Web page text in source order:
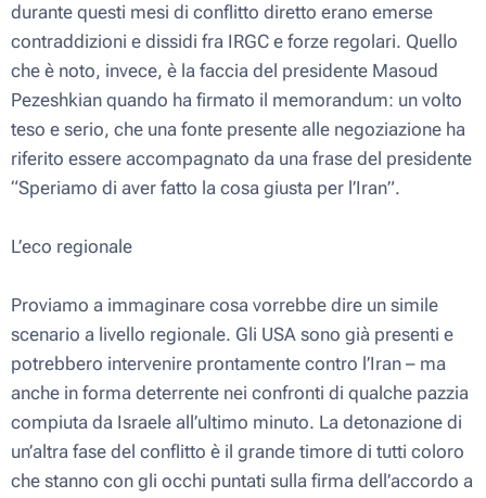
durante questi mesi di conflitto diretto erano emerse
contraddizioni e dissidi fra IRGC e forze regolari. Quello
che è noto, invece, è la faccia del presidente Masoud
Pezeshkian quando ha firmato il memorandum: un volto
teso e serio, che una fonte presente alle negoziazione ha
riferito essere accompagnato da una frase del presidente
“Speriamo di aver fatto la cosa giusta per l’Iran”.
L’eco regionale
Proviamo a immaginare cosa vorrebbe dire un simile
scenario a livello regionale. Gli USA sono già presenti e
potrebbero intervenire prontamente contro l’Iran – ma
anche in forma deterrente nei confronti di qualche pazzia
compiuta da Israele all’ultimo minuto. La detonazione di
un’altra fase del conflitto è il grande timore di tutti coloro
che stanno con gli occhi puntati sulla firma dell’accordo a